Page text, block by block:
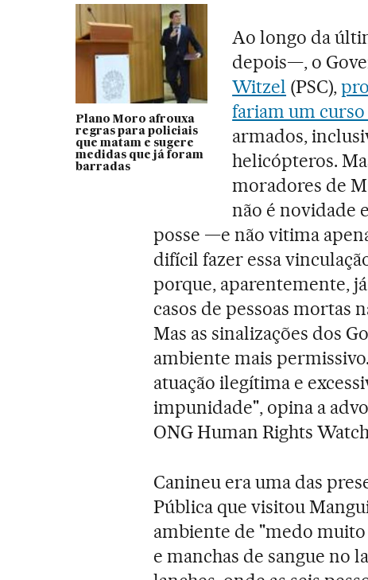
Plano Moro afrouxa
regras para policiais
que matam e sugere
medidas que já foram
barradas
Ao longo da
depois—, o
Witzel (PSC),
fariam um
armados,
helicópteros.
moradores de
não é novidade
posse —e não vitima
difícil fazer essa
porque, aparentemente,
casos de pessoas mortas
Mas as sinalizações dos
ambiente mais
atuação ilegítima e
impunidade", opina a
ONG Human Rights
Canineu era uma das
Pública que visitou
ambiente de "medo
e manchas de sangue no